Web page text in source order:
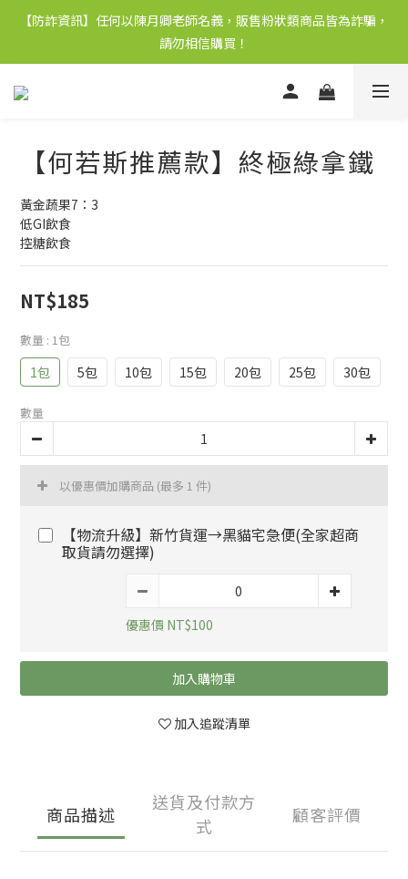
【防詐資訊】任何以陳月卿老師名義，販售粉狀類商品皆為詐騙，
請勿相信購買！
【何若斯推薦款】終極綠拿鐵
黃金蔬果7：3
低GI飲食
控糖飲食
NT$185
數量 : 1包
1包 5包 10包 15包 20包 25包 30包
數量
以優惠價加購商品 (最多 1 件)
【物流升級】新竹貨運→黑貓宅急便(全家超商
取貨請勿選擇)
優惠價 NT$100
加入購物車
加入追蹤清單
商品描述
送貨及付款方
式
顧客評價